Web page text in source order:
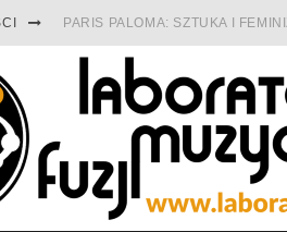
PARIS PALOMA: SZTUKA I
CINNAMON GUM MIĘDZY
FRANCUSKI PROG METAL
LESZEK KUŁAKOWSKI NAGRAŁ